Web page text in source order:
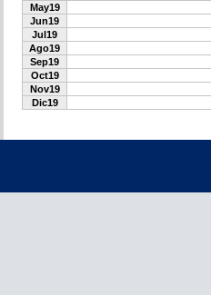
May19
Jun19
Jul19
Ago19
Sep19
Oct19
Nov19
Dic19